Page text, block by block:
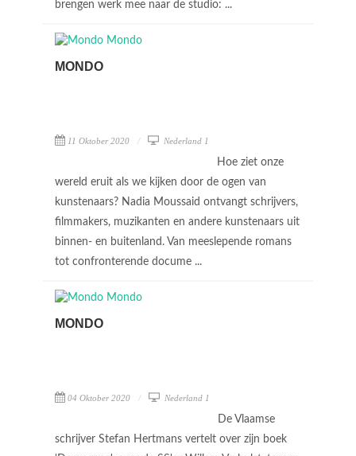
brengen werk mee naar de studio: ...
MONDO
11 Oktober 2020 Nederland 1
Hoe ziet onze
wereld eruit als we kijken door de ogen van
kunstenaars? Nadia Moussaid ontvangt schrijvers,
filmmakers, muzikanten en andere kunstenaars uit
binnen- en buitenland. Van meeslepende romans
tot confronterende docume ...
MONDO
04 Oktober 2020 Nederland 1
De Vlaamse
schrijver Stefan Hertmans vertelt over zijn boek